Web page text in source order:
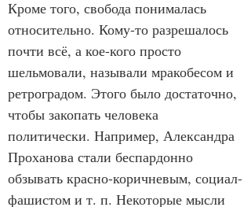
Кроме того, свобода понималась
относительно. Кому-то разрешалось
почти всё, а кое-кого просто
шельмовали, называли мракобесом и
ретроградом. Этого было достаточно,
чтобы закопать человека
политически. Например, Александра
Проханова стали беспардонно
обзывать красно-коричневым, социал-
фашистом и т. п. Некоторые мысли